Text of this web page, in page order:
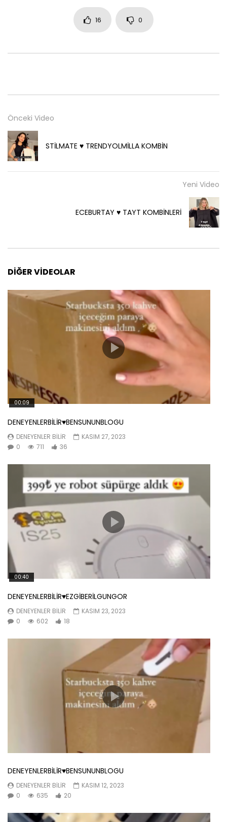
16 0
Önceki Video
STİLMATE ♥️ TRENDYOLMİLLA KOMBİN
Yeni Video
ECEBURTAY ♥️ TAYT KOMBİNLERİ
DIĞER VIDEOLAR
00:09
DENEYENLERBİLİR♥️BENSUNUNBLOGU
DENEYENLER BILIR
KASIM 27, 2023
0
711 36
00:40
DENEYENLERBİLİR♥️EZGİBERİLGUNGOR
DENEYENLER BILIR
KASIM 23, 2023
0
602 18
DENEYENLERBİLİR♥️BENSUNUNBLOGU
DENEYENLER BILIR
KASIM 12, 2023
0
635 20